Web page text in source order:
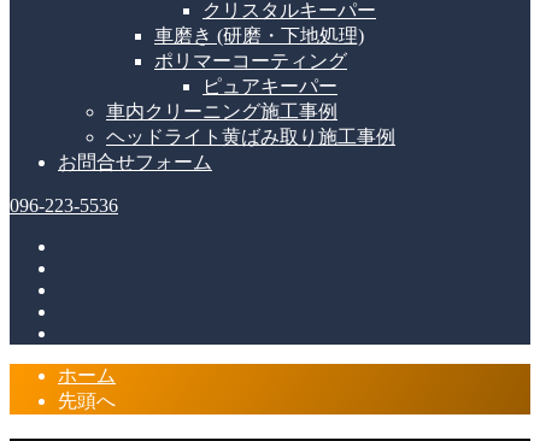
クリスタルキーパー
車磨き (研磨・下地処理)
ポリマーコーティング
ピュアキーパー
車内クリーニング施工事例
ヘッドライト黄ばみ取り施工事例
お問合せフォーム
096-223-5536
ホーム
先頭へ